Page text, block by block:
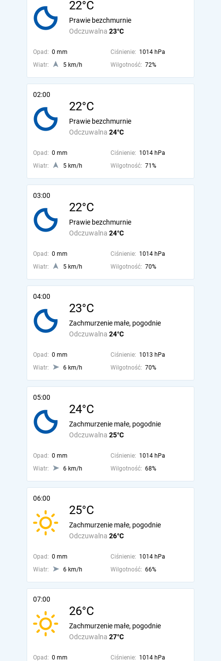
22°C
Odczuwalna 23°C
Prawie bezchmurnie
Opad: 0 mm Ciśnienie: 1014 hPa
Wiatr:
5 km/h Wilgotność: 72%
02:00
22°C
Odczuwalna 24°C
Prawie bezchmurnie
Opad: 0 mm Ciśnienie: 1014 hPa
Wiatr:
5 km/h Wilgotność: 71%
03:00
22°C
Odczuwalna 24°C
Prawie bezchmurnie
Opad: 0 mm Ciśnienie: 1014 hPa
Wiatr:
5 km/h Wilgotność: 70%
04:00
23°C
Odczuwalna 24°C
Zachmurzenie małe, pogodnie
Opad: 0 mm Ciśnienie: 1013 hPa
Wiatr:
6 km/h Wilgotność: 70%
05:00
24°C
Odczuwalna 25°C
Zachmurzenie małe, pogodnie
Opad: 0 mm Ciśnienie: 1014 hPa
Wiatr:
6 km/h Wilgotność: 68%
06:00
25°C
Odczuwalna 26°C
Zachmurzenie małe, pogodnie
Opad: 0 mm Ciśnienie: 1014 hPa
Wiatr:
6 km/h Wilgotność: 66%
07:00
26°C
Odczuwalna 27°C
Zachmurzenie małe, pogodnie
Opad: 0 mm Ciśnienie: 1014 hPa